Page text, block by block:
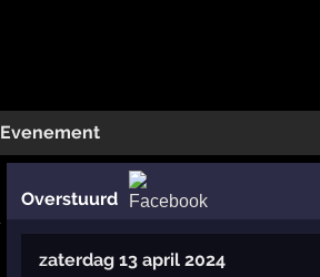
Evenement
Overstuurd
zaterdag 13 april 2024